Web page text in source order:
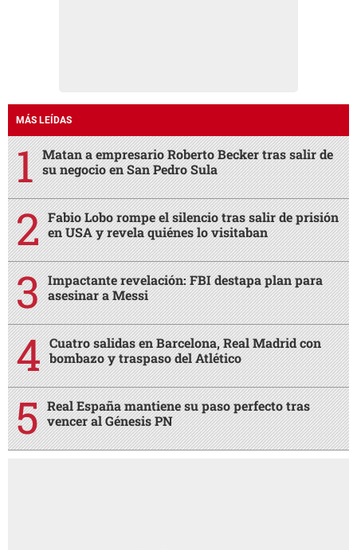
MÁS LEÍDAS
Matan a empresario Roberto Becker tras salir de
su negocio en San Pedro Sula
Fabio Lobo rompe el silencio tras salir de prisión
en USA y revela quiénes lo visitaban
Impactante revelación: FBI destapa plan para
asesinar a Messi
Cuatro salidas en Barcelona, Real Madrid con
bombazo y traspaso del Atlético
Real España mantiene su paso perfecto tras
vencer al Génesis PN